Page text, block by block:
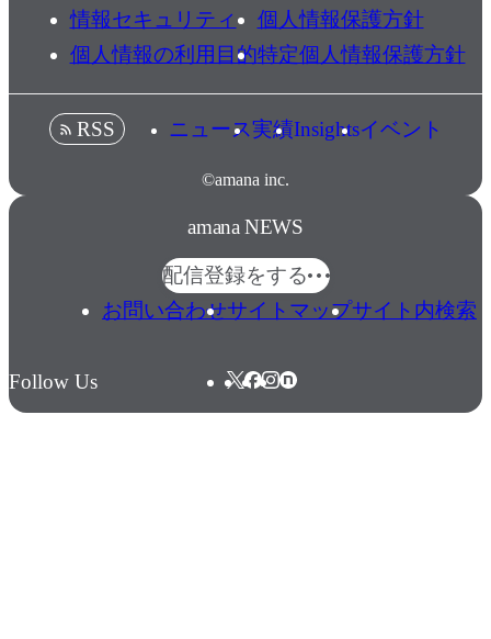
情報セキュリティ
個人情報保護方針
個人情報の利用目的特定個人情報保護方針
©amana inc.
RSS ニュース実績Insightsイベント
amana NEWS
配信登録をする
お問い合わせサイトマップサイト内検索
Follow Us